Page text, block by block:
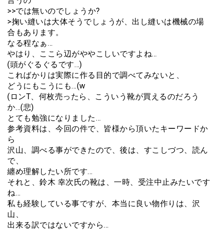
>>では無いのでしょうか?
>掬い縫いは大体そうでしょうが、出し縫いは機械の場
合もあります。
なる程なぁ…
やはり、ここら辺がややこしいですよね…
(頭がぐるぐるです…)
こればかりは実際に作る目的で調べてみないと、
どうにもこうにも…(w
(ロンT、何枚売ったら、こういう靴が買えるのだろう
か…(悲)
とても勉強になりました…
参考資料は、今回の件で、皆様から頂いたキーワードか
ら
沢山、調べる事ができたので、後は、すこしづつ、読ん
で、
纏め理解したい所です…
それと、鈴木 幸次氏の靴は、一時、受注中止みたいです
ね…
私も経験している事ですが、本当に良い物作りは、沢
山、
出来る訳ではないですから…